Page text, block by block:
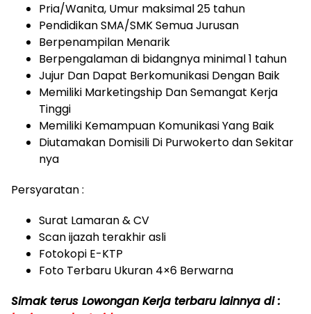
Pria/Wanita, Umur maksimal 25 tahun
Pendidikan SMA/SMK Semua Jurusan
Berpenampilan Menarik
Berpengalaman di bidangnya minimal 1 tahun
Jujur Dan Dapat Berkomunikasi Dengan Baik
Memiliki Marketingship Dan Semangat Kerja
Tinggi
Memiliki Kemampuan Komunikasi Yang Baik
Diutamakan Domisili Di Purwokerto dan Sekitar
nya
Persyaratan :
Surat Lamaran & CV
Scan ijazah terakhir asli
Fotokopi E-KTP
Foto Terbaru Ukuran 4×6 Berwarna
Simak terus Lowongan Kerja terbaru lainnya di :